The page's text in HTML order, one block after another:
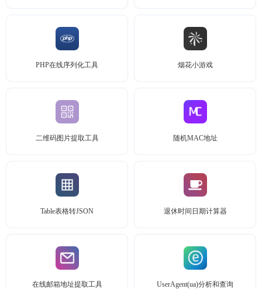
PHP在线序列化工具 烟花小游戏
二维码图片提取工具 随机MAC地址
Table表格转JSON 退休时间日期计算器
在线邮箱地址提取工具 UserAgent(ua)分析和查询